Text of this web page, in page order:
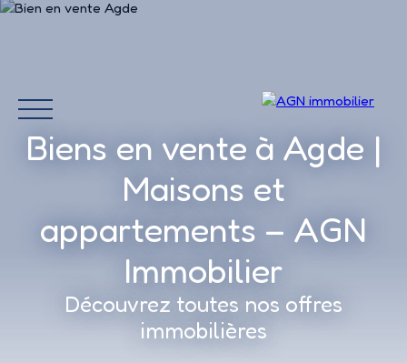
Acheter Louer
Biens en vente à Agde |
Maisons et
appartements – AGN
Immobilier
Découvrez toutes nos offres
immobilières